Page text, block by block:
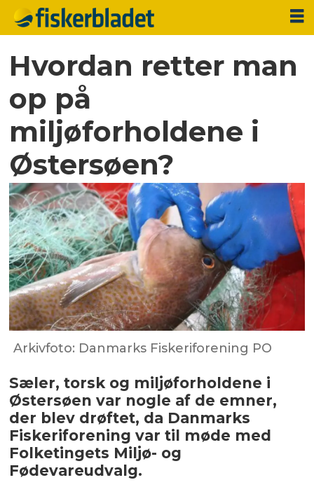
Hvordan retter man
op på
miljøforholdene i
Østersøen?
Arkivfoto: Danmarks Fiskeriforening PO
Sæler, torsk og miljøforholdene i
Østersøen var nogle af de emner,
der blev drøftet, da Danmarks
Fiskeriforening var til møde med
Folketingets Miljø- og
Fødevareudvalg.